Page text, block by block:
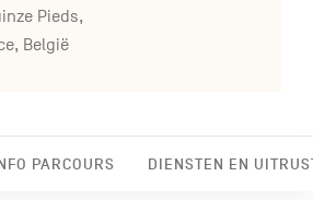
PARCOURS DIENSTEN EN
Pieds,
België